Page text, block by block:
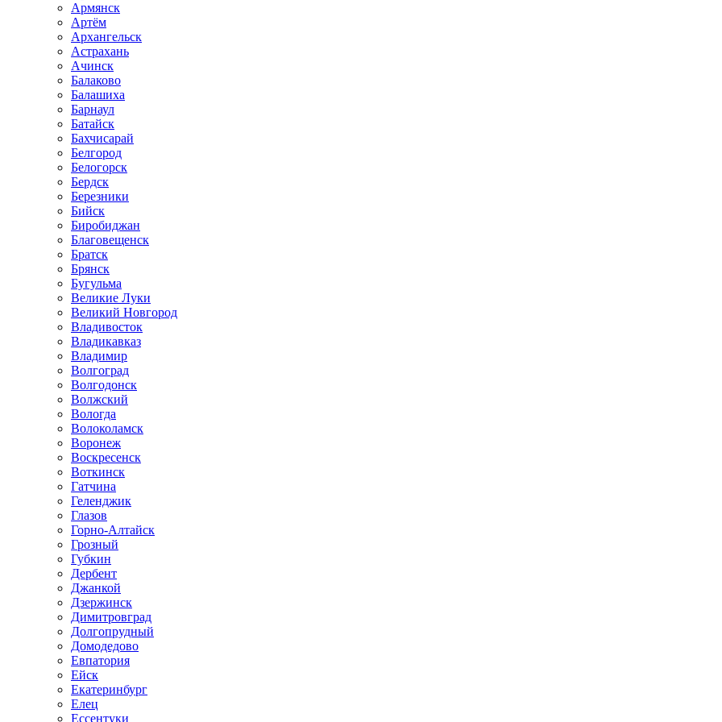
Армянск
Артём
Архангельск
Астрахань
Ачинск
Балаково
Балашиха
Барнаул
Батайск
Бахчисарай
Белгород
Белогорск
Бердск
Березники
Бийск
Биробиджан
Благовещенск
Братск
Брянск
Бугульма
Великие Луки
Великий Новгород
Владивосток
Владикавказ
Владимир
Волгоград
Волгодонск
Волжский
Вологда
Волоколамск
Воронеж
Воскресенск
Воткинск
Гатчина
Геленджик
Глазов
Горно-Алтайск
Грозный
Губкин
Дербент
Джанкой
Дзержинск
Димитровград
Долгопрудный
Домодедово
Евпатория
Ейск
Екатеринбург
Елец
Ессентуки